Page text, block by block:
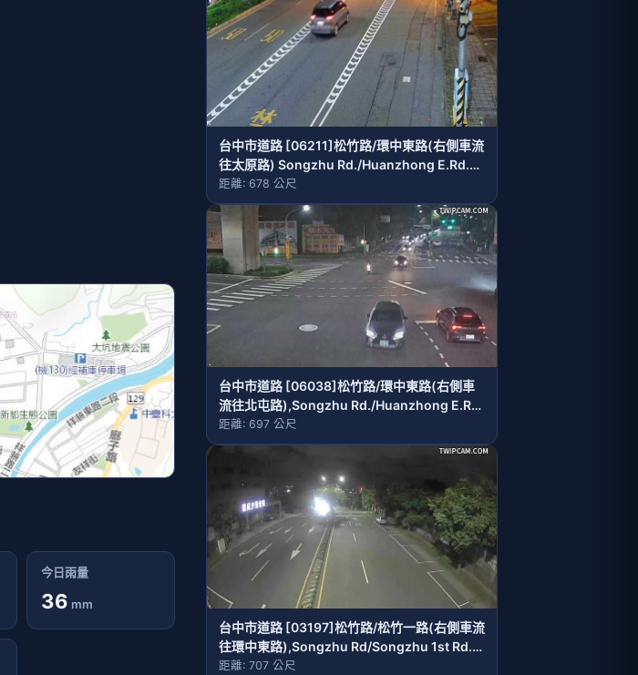
今日雨量
36 mm
台中市道路 [06211]松竹路/環中東路(右側車流
往太原路) Songzhu Rd./Huanzhong E.Rd.
(Right side Traffic flow to Taiyuan Rd.)
距離: 678 公尺
台中市道路 [06038]松竹路/環中東路(右側車
流往北屯路),Songzhu Rd./Huanzhong E.Rd.
(Right side Traffic flow to Beitun Rd.)
距離: 697 公尺
台中市道路 [03197]松竹路/松竹一路(右側車流
往環中東路),Songzhu Rd/Songzhu 1st Rd.(
Right side Traffic flow to Huanzhong E.Rd.)
距離: 707 公尺